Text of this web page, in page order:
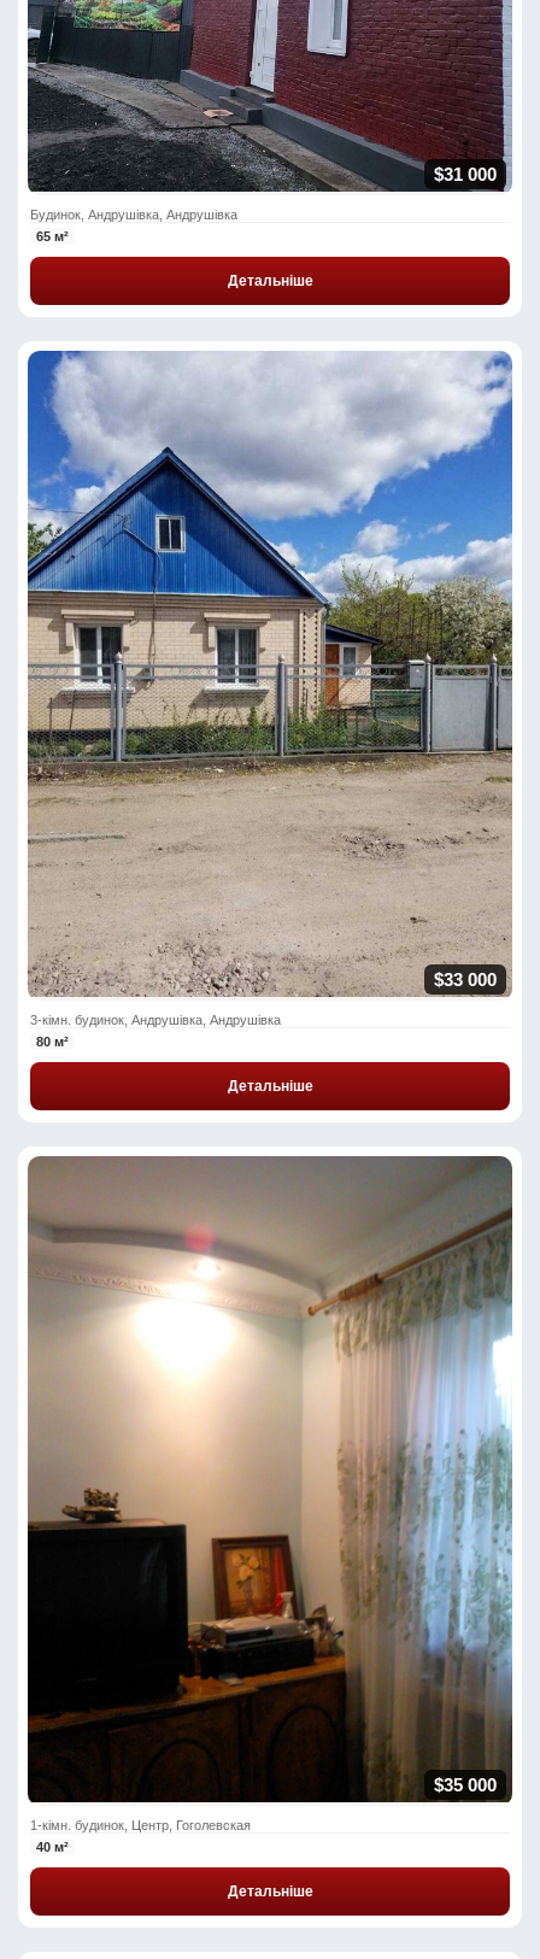
$31 000
Будинок, Андрушівка, Андрушівка
65 м²
Детальніше
$33 000
3-кімн. будинок, Андрушівка, Андрушівка
80 м²
Детальніше
$35 000
1-кімн. будинок, Центр, Гоголевская
40 м²
Детальніше